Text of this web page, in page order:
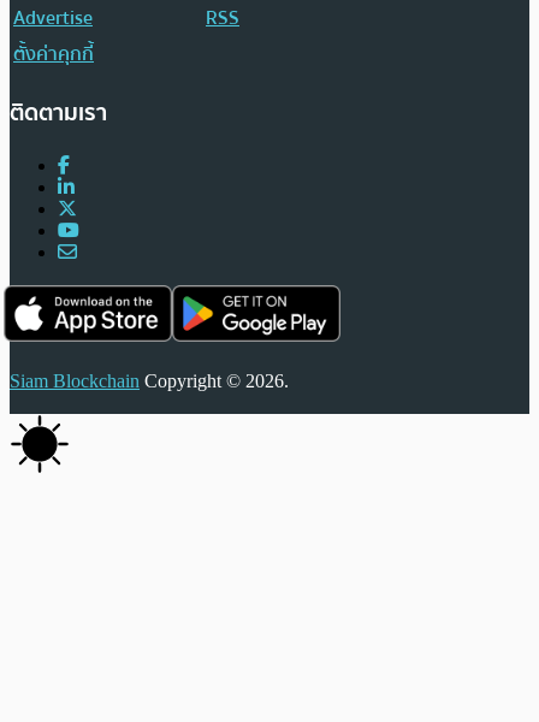
Advertise
RSS
ตั้งค่าคุกกี้
ติดตามเรา
Siam Blockchain Copyright © 2026.